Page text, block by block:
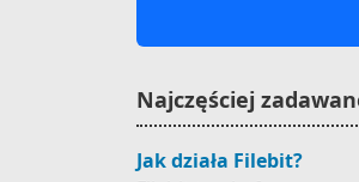
Najczęściej
Jak działa Filebit?